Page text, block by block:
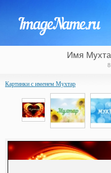
Имя
Картинки с именем Мухтар